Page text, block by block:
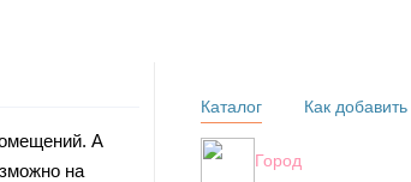
А
на
Каталог
Город
Как добавить